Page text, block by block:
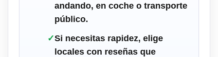
andando, en coche o transporte
público.
✓Si necesitas rapidez, elige
locales con reseñas que